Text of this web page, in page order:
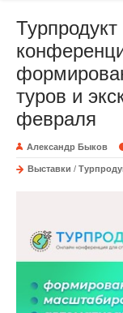
туров и
февраля
Александр Быков
Выставки /